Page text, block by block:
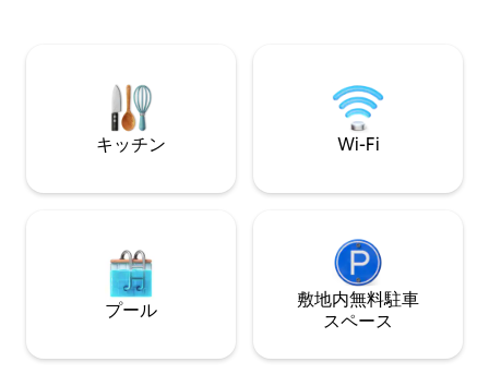
してくれることを願っています。「The
View」のレビューをぜひご覧ください
キッチン Wi-Fi
プール
敷地内無料駐⁠車
ス⁠ペ⁠ー⁠ス